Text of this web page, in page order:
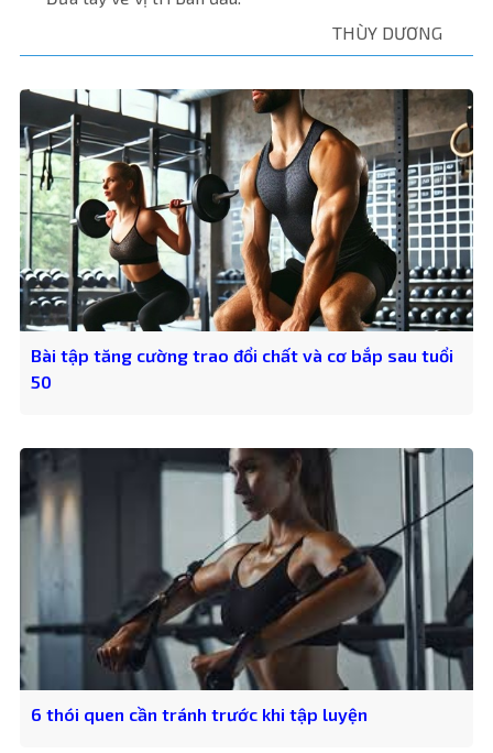
THÙY DƯƠNG
Bài tập tăng cường trao đổi chất và cơ bắp sau tuổi
50
6 thói quen cần tránh trước khi tập luyện